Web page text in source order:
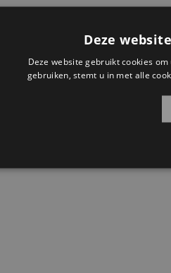
Deze
Deze website gebruikt cookies
gebruiken, stemt u in met alle